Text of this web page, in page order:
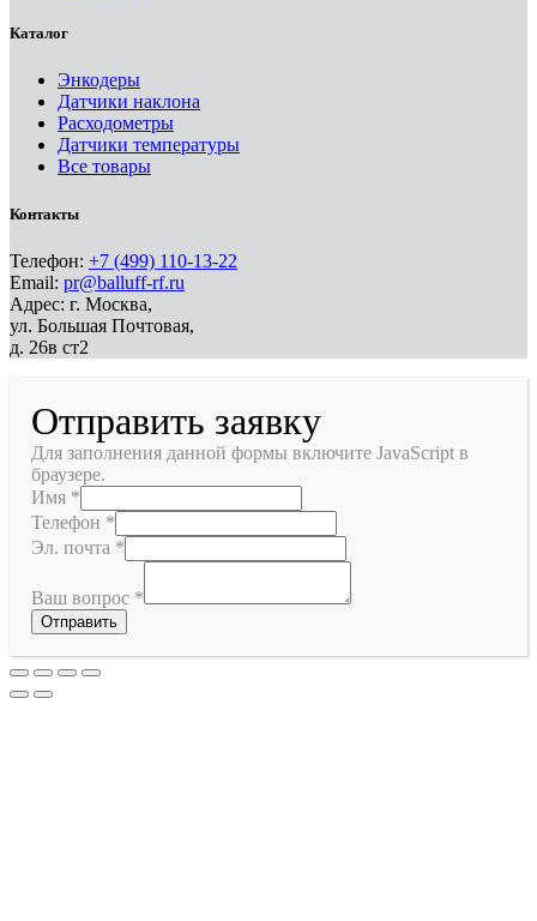
Каталог
Энкодеры
Датчики наклона
Расходометры
Датчики температуры
Все товары
Контакты
Телефон: +7 (499) 110-13-22
Email: pr@balluff-rf.ru
Адрес: г. Москва,
ул. Большая Почтовая,
д. 26в ст2
Отправить заявку
Для заполнения данной формы включите JavaScript в
браузере.
Имя *
Телефон *
Эл. почта *
Ваш вопрос *
Отправить